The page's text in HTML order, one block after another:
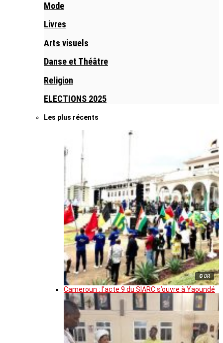
Mode
Livres
Arts visuels
Danse et Théâtre
Religion
ELECTIONS 2025
Les plus récents
© DR
Cameroun : l’acte 9 du SIARC s’ouvre à Yaoundé